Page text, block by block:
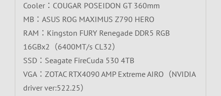
Cooler：COUGAR POSEIDON GT 360mm
MB：ASUS ROG MAXIMUS Z790 HERO
RAM：Kingston FURY Renegade DDR5 RGB
16GBx2（6400MT/s CL32）
SSD：Seagate FireCuda 530 4TB
VGA：ZOTAC RTX4090 AMP Extreme AIRO（NVIDIA
driver ver:522.25）